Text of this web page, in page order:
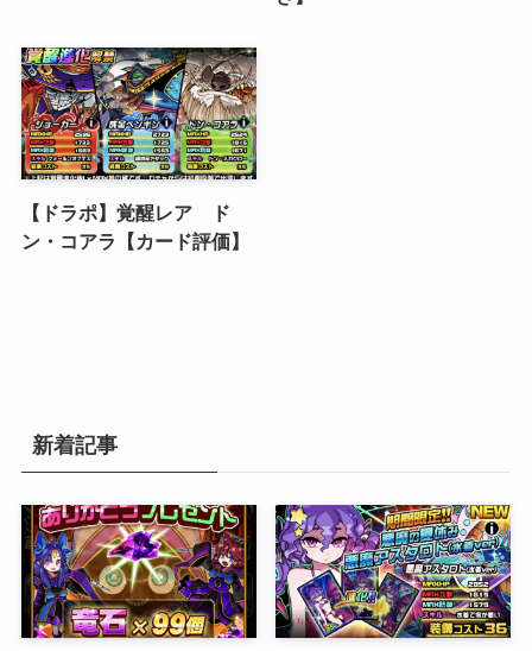
【ドラポ】覚醒レア ド
ン・コアラ【カード評価】
新着記事